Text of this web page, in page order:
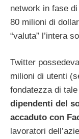
network in fase
80 milioni di
“valuta” l’intera
Twitter
milioni di utenti
fondatezza di
dipendenti del
accaduto con
lavoratori